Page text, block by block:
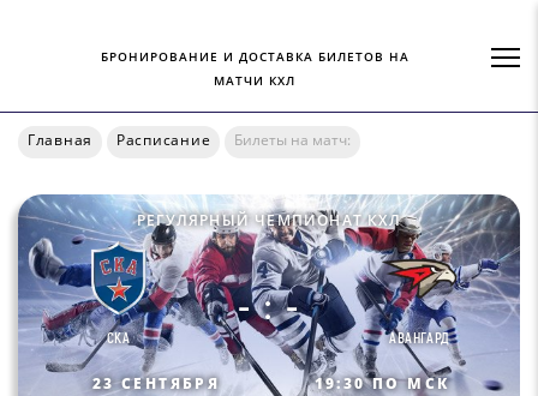
БРОНИРОВАНИЕ И ДОСТАВКА БИЛЕТОВ НА
МАТЧИ КХЛ
Главная Расписание Билеты на матч:
РЕГУЛЯРНЫЙ ЧЕМПИОНАТ КХЛ
СКА
- : -
АВАНГАРД
23 СЕНТЯБРЯ
19:30 ПО МСК